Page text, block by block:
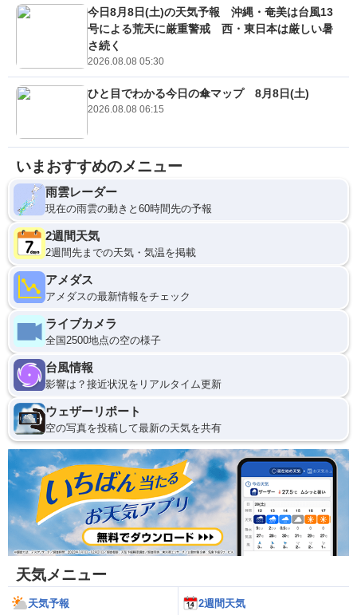
今日8月8日(土)の天気予報 沖縄・奄美は台風13
号による荒天に厳重警戒 西・東日本は厳しい暑
さ続く
2026.08.08 05:30
ひと目でわかる今日の傘マップ 8月8日(土)
2026.08.08 06:15
いまおすすめのメニュー
雨雲レーダー
現在の雨雲の動きと60時間先の予報
2週間天気
2週間先までの天気・気温を掲載
アメダス
アメダスの最新情報をチェック
ライブカメラ
全国2500地点の空の様子
台風情報
影響は？接近状況をリアルタイム更新
ウェザーリポート
空の写真を投稿して最新の天気を共有
天気メニュー
天気予報 2週間天気